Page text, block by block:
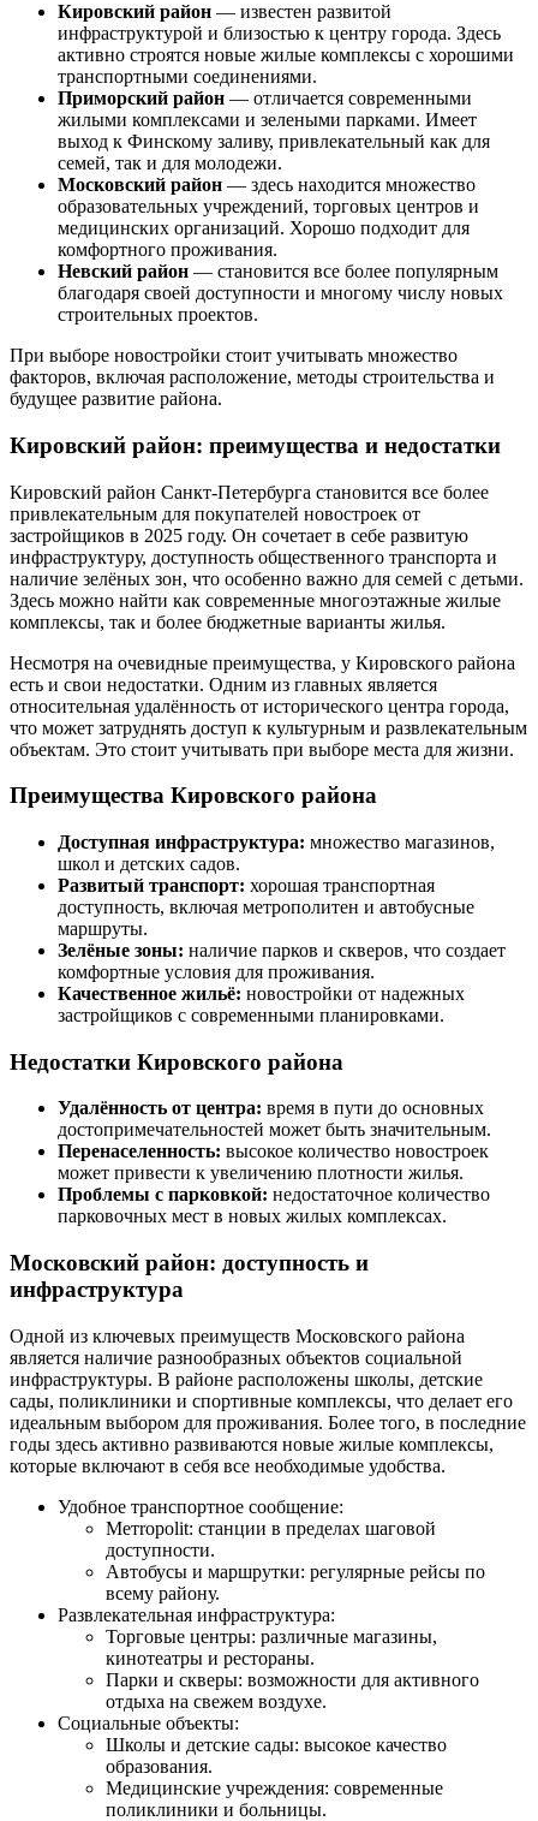
Кировский район — известен развитой
инфраструктурой и близостью к центру города. Здесь
активно строятся новые жилые комплексы с хорошими
транспортными соединениями.
Приморский район — отличается современными
жилыми комплексами и зелеными парками. Имеет
выход к Финскому заливу, привлекательный как для
семей, так и для молодежи.
Московский район — здесь находится множество
образовательных учреждений, торговых центров и
медицинских организаций. Хорошо подходит для
комфортного проживания.
Невский район — становится все более популярным
благодаря своей доступности и многому числу новых
строительных проектов.
При выборе новостройки стоит учитывать множество
факторов, включая расположение, методы строительства и
будущее развитие района.
Кировский район: преимущества и недостатки
Кировский район Санкт-Петербурга становится все более
привлекательным для покупателей новостроек от
застройщиков в 2025 году. Он сочетает в себе развитую
инфраструктуру, доступность общественного транспорта и
наличие зелёных зон, что особенно важно для семей с детьми.
Здесь можно найти как современные многоэтажные жилые
комплексы, так и более бюджетные варианты жилья.
Несмотря на очевидные преимущества, у Кировского района
есть и свои недостатки. Одним из главных является
относительная удалённость от исторического центра города,
что может затруднять доступ к культурным и развлекательным
объектам. Это стоит учитывать при выборе места для жизни.
Преимущества Кировского района
Доступная инфраструктура: множество магазинов,
школ и детских садов.
Развитый транспорт: хорошая транспортная
доступность, включая метрополитен и автобусные
маршруты.
Зелёные зоны: наличие парков и скверов, что создает
комфортные условия для проживания.
Качественное жильё: новостройки от надежных
застройщиков с современными планировками.
Недостатки Кировского района
Удалённость от центра: время в пути до основных
достопримечательностей может быть значительным.
Перенаселенность: высокое количество новостроек
может привести к увеличению плотности жилья.
Проблемы с парковкой: недостаточное количество
парковочных мест в новых жилых комплексах.
Московский район: доступность и
инфраструктура
Одной из ключевых преимуществ Московского района
является наличие разнообразных объектов социальной
инфраструктуры. В районе расположены школы, детские
сады, поликлиники и спортивные комплексы, что делает его
идеальным выбором для проживания. Более того, в последние
годы здесь активно развиваются новые жилые комплексы,
которые включают в себя все необходимые удобства.
Удобное транспортное сообщение:
Метropolit: станции в пределах шаговой
доступности.
Автобусы и маршрутки: регулярные рейсы по
всему району.
Развлекательная инфраструктура:
Торговые центры: различные магазины,
кинотеатры и рестораны.
Парки и скверы: возможности для активного
отдыха на свежем воздухе.
Социальные объекты:
Школы и детские сады: высокое качество
образования.
Медицинские учреждения: современные
поликлиники и больницы.